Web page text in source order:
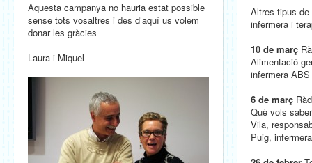
Aquesta campanya no hauria estat possible
sense tots vosaltres i des d’aquí us volem
donar les gràcies
Laura i Miquel
Altres tipus
infermera i
10 de març
Alimentació
infermera
6 de març
Què vols
Vila,
Puig,